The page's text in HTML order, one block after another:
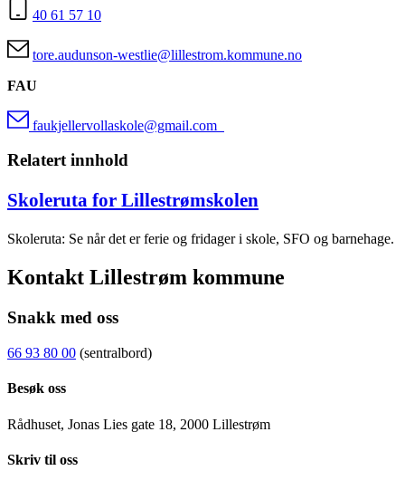
40 61 57 10
tore.audunson-westlie@lillestrom.kommune.no
FAU
faukjellervollaskole@gmail.com
Relatert innhold
Skoleruta for Lillestrømskolen
Skoleruta: Se når det er ferie og fridager i skole, SFO og barnehage.
Kontakt Lillestrøm kommune
Snakk med oss
66 93 80 00 (sentralbord)
Besøk oss
Rådhuset, Jonas Lies gate 18, 2000 Lillestrøm
Skriv til oss